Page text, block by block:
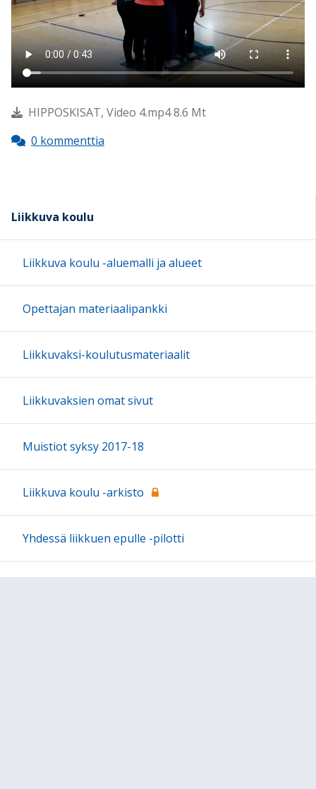
HIPPOSKISAT, Video 4.mp4 8.6 Mt
0 kommenttia
Liikkuva koulu
Liikkuva koulu -aluemalli ja alueet
Opettajan materiaalipankki
Liikkuvaksi-koulutusmateriaalit
Liikkuvaksien omat sivut
Muistiot syksy 2017-18
Liikkuva koulu -arkisto
Yhdessä liikkuen epulle -pilotti